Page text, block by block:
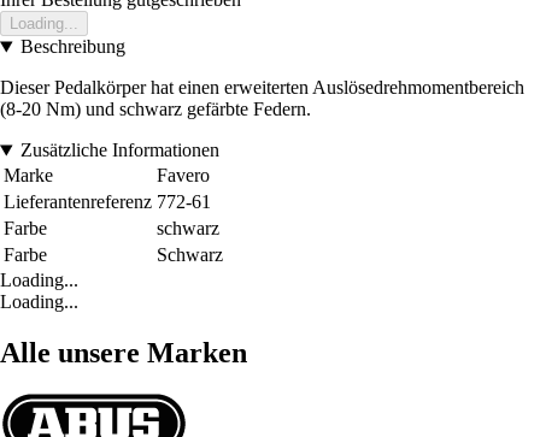
Loading...
Beschreibung
Dieser Pedalkörper hat einen erweiterten Auslösedrehmomentbereich
(8-20 Nm) und schwarz gefärbte Federn.
Zusätzliche Informationen
Marke
Favero
Lieferantenreferenz 772-61
Farbe
schwarz
Farbe
Schwarz
Loading...
Loading...
Alle unsere Marken